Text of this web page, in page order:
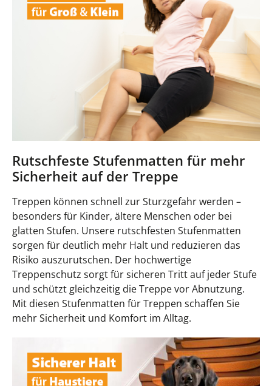
Rutschfeste Stufenmatten für mehr
Sicherheit auf der Treppe
Treppen können schnell zur Sturzgefahr werden –
besonders für Kinder, ältere Menschen oder bei
glatten Stufen. Unsere rutschfesten Stufenmatten
sorgen für deutlich mehr Halt und reduzieren das
Risiko auszurutschen. Der hochwertige
Treppenschutz sorgt für sicheren Tritt auf jeder Stufe
und schützt gleichzeitig die Treppe vor Abnutzung.
Mit diesen Stufenmatten für Treppen schaffen Sie
mehr Sicherheit und Komfort im Alltag.